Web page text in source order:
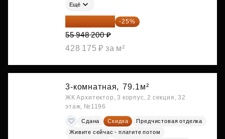
Ещё
41 961 150 ₽ -25%
55 948 200 ₽
428 175 ₽ за м²
3-комнатная, 79.1м²
ЖК Архитектор, 3 корпус, 2 секция, 32
этаж, №1196
Сдана Скидка
Предчистовая отделка
Живите сейчас - платите потом